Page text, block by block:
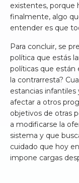
existentes, porque
finalmente, algo
entender es que
Para concluir, se
política que estás
políticas que están
la contrarresta?
estancias
afectar a otros
objetivos de otras
a modificarse la
sistema y que
cuidado que hoy
impone cargas